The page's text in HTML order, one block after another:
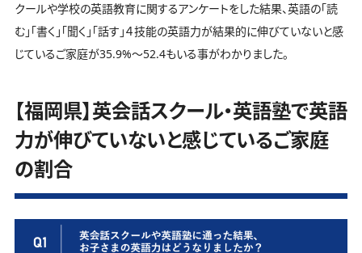
クールや学校の英語教育に関するアンケートをした結果、英語の「読
む」「書く」「聞く」「話す」４技能の英語力が結果的に伸びていないと感
じているご家庭が35.9%～52.4もいる事がわかりました。
【福岡県】英会話スクール・英語塾で英語
力が伸びていないと感じているご家庭
の割合